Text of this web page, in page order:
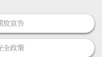
放宣告
全政策